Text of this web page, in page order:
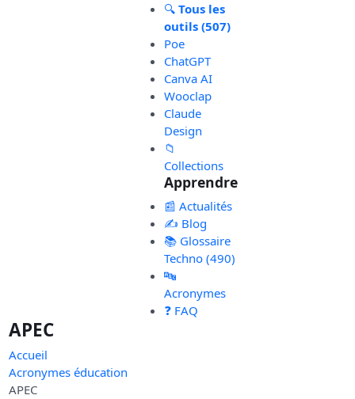
🔍 Tous les
outils (507)
Poe
ChatGPT
Canva AI
Wooclap
Claude
Design
📁
Collections
Apprendre
📰 Actualités
✍️ Blog
📚 Glossaire
Techno (490)
🔤
Acronymes
❓ FAQ
APEC
Accueil
Acronymes éducation
APEC